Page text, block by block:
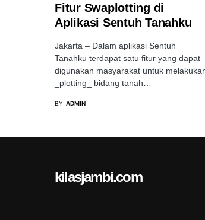
Fitur Swaplotting di
Aplikasi Sentuh Tanahku
Jakarta – Dalam aplikasi Sentuh
Tanahku terdapat satu fitur yang dapat
digunakan masyarakat untuk
_plotting_ bidang tanah…
BY ADMIN
kilasjambi.com